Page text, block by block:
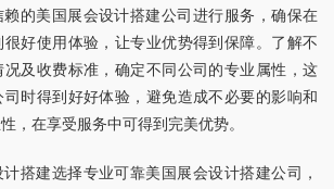
的美国展会设计搭建公司进行服务，确保在
好使用体验，让专业优势得到保障。了解不
及收费标准，确定不同公司的专业属性，这
时得到好好体验，避免造成不必要的影响和
，在享受服务中可得到完美优势。
搭建选择专业可靠美国展会设计搭建公司，